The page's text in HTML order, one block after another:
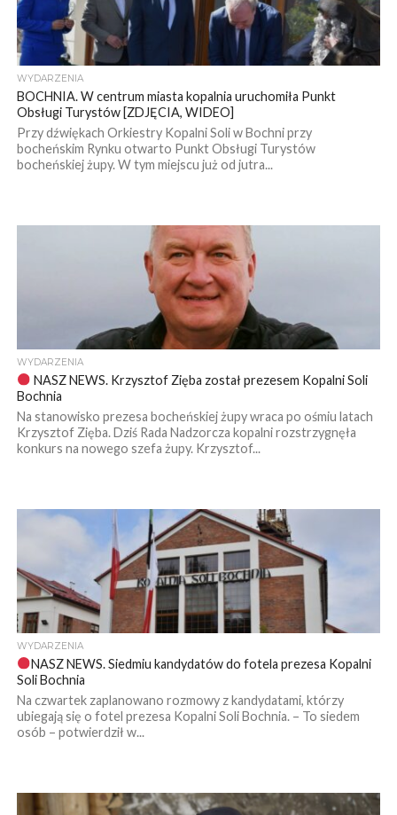
WYDARZENIA
BOCHNIA. W centrum miasta kopalnia uruchomiła Punkt
Obsługi Turystów [ZDJĘCIA, WIDEO]
Przy dźwiękach Orkiestry Kopalni Soli w Bochni przy
bocheńskim Rynku otwarto Punkt Obsługi Turystów
bocheńskiej żupy. W tym miejscu już od jutra...
WYDARZENIA
NASZ NEWS. Krzysztof Zięba został prezesem Kopalni Soli
Bochnia
Na stanowisko prezesa bocheńskiej żupy wraca po ośmiu latach
Krzysztof Zięba. Dziś Rada Nadzorcza kopalni rozstrzygnęła
konkurs na nowego szefa żupy. Krzysztof...
WYDARZENIA
NASZ NEWS. Siedmiu kandydatów do fotela prezesa Kopalni
Soli Bochnia
Na czwartek zaplanowano rozmowy z kandydatami, którzy
ubiegają się o fotel prezesa Kopalni Soli Bochnia. – To siedem
osób – potwierdził w...